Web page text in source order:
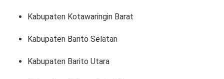
Kabupaten Kotawaringin Barat
Kabupaten Barito Selatan
Kabupaten Barito Utara